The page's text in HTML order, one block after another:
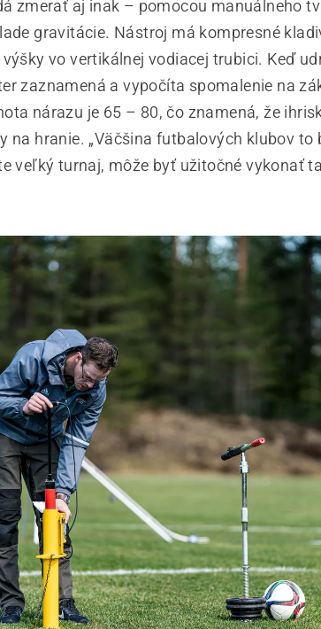
zmerať aj inak – pomocou manuálneho
gravitácie. Nástroj má kompresné
vo vertikálnej vodiacej trubici. Keď
zaznamená a vypočíta spomalenie na
nárazu je 65 – 80, čo znamená, že
na hranie. „Väčšina futbalových klubov to
veľký turnaj, môže byť užitočné vykonať